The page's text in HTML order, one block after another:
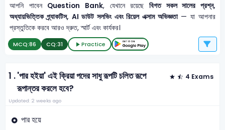
আপনি পাবেন Question Bank, যেখানে রয়েছে বিগত সকল সালের প্রশ্ন,
অধ্যায়ভিত্তিক প্র্যাকটিস, AI ডাউট সলভিং এবং রিয়েল এক্সাম অভিজ্ঞতা— যা আপনার
প্রস্তুতিকে করবে আরও দ্রুত, স্মার্ট এবং কার্যকর।
MCQ:86 CQ:31 Practice
1 .'পার হইয়া' এই ক্রিয়া পদের সাধু রূপটি চলিত রূপে
রূপান্তর করলে হবে?
4 Exams
Updated: 2 weeks ago
পার হয়ে